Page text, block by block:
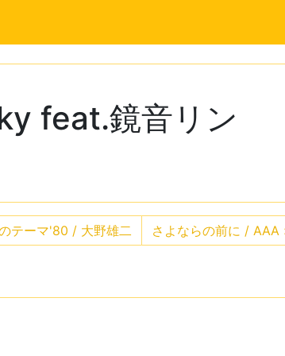
feat.鏡音リン
テーマ'80 / 大野雄二 さよならの前に / AAA